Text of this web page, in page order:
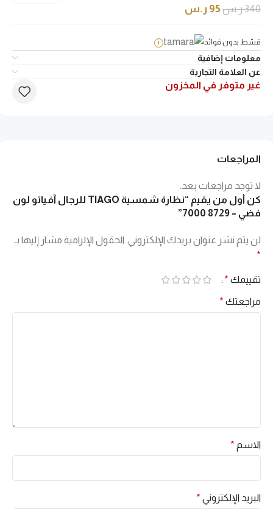
340ر.س 95 ر.س
قسّط بدون فوائد i
معلومات إضافية
عن العلامة التجارية
غير متوفر في المخزون
المراجعات
لا توجد مراجعات بعد.
كن أول من يقيم “نظارة شمسية TIAGO للرجال آفياتو لون
فضي – 8729 7000”
لن يتم نشر عنوان بريدك الإلكتروني. الحقول الإلزامية مشار إليها بـ
*
تقييمك *
مراجعتك *
الاسم *
البريد الإلكتروني *